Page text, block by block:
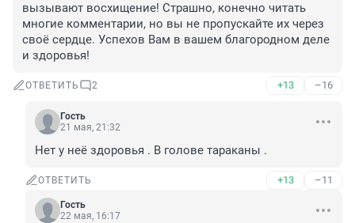
вызывают восхищение! Страшно, конечно читать
многие комментарии, но вы не пропускайте их через
своё сердце. Успехов Вам в вашем благородном деле
и здоровья!
ОТВЕТИТЬ 2 +13 –16
Гость
21 мая, 21:32
Нет у неё здоровья . В голове тараканы .
ОТВЕТИТЬ +13 –11
Гость
22 мая, 16:17